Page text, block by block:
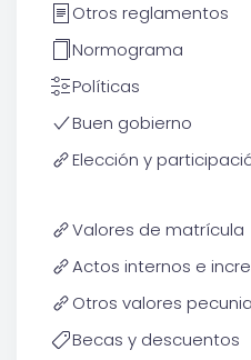
Otros reglamentos
Normograma
Políticas
Buen gobierno
Elección y
Valores de matrícula
Actos internos e
Otros valores
Becas y descuentos